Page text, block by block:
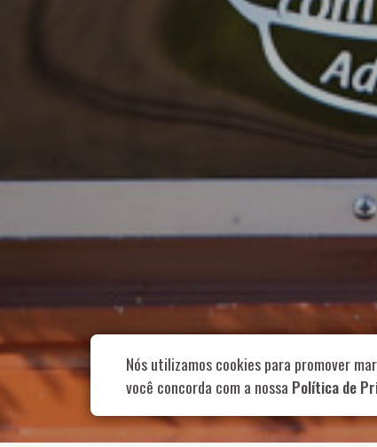
Rua
Nós utilizamos cookies para promover
você concorda com a nossa Política de